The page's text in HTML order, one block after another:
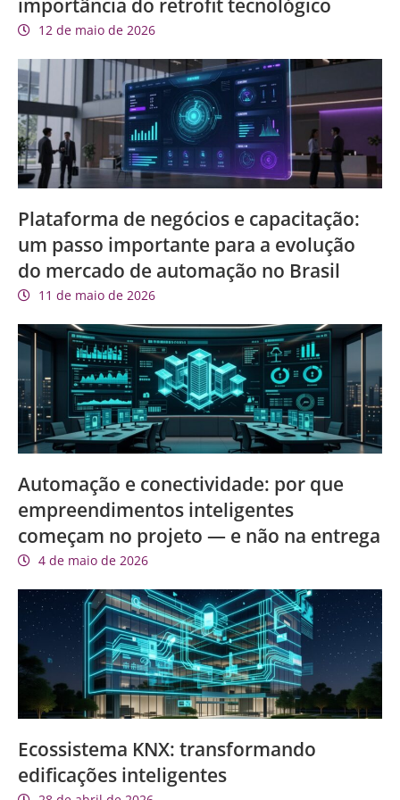
importância do retrofit tecnológico
12 de maio de 2026
Plataforma de negócios e capacitação:
um passo importante para a evolução
do mercado de automação no Brasil
11 de maio de 2026
Automação e conectividade: por que
empreendimentos inteligentes
começam no projeto — e não na entrega
4 de maio de 2026
Ecossistema KNX: transformando
edificações inteligentes